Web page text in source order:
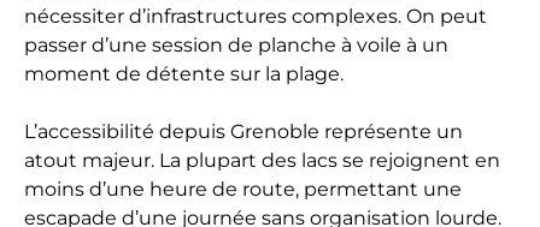
nécessiter d’infrastructures complexes. On peut
passer d’une session de planche à voile à un
moment de détente sur la plage.
L’accessibilité depuis Grenoble représente un
atout majeur. La plupart des lacs se rejoignent en
moins d’une heure de route, permettant une
escapade d’une journée sans organisation lourde.